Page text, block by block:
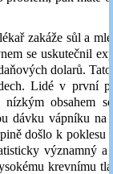
zakáže sůl a
se uskutečnil
dolarů.
Lidé v první
obsahem
dávku vápníku na
došlo k poklesu
významný a
krevnímu